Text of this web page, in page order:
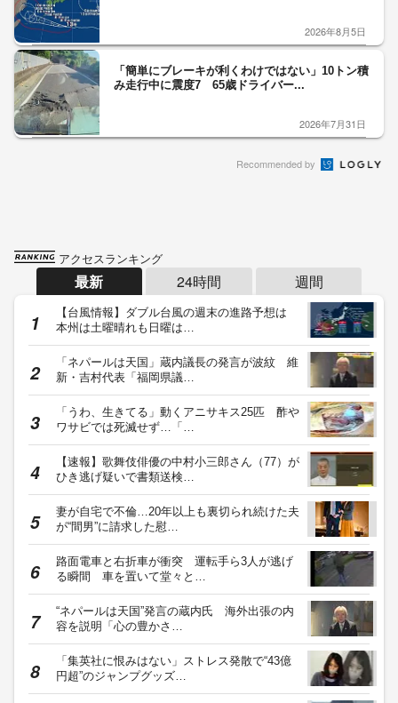
2026年8月5日
「簡単にブレーキが利くわけではない」10トン積
み走行中に震度7 65歳ドライバー...
2026年7月31日
Recommended by
アクセスランキング
最新 24時間 週間
【台風情報】ダブル台風の週末の進路予想は
本州は土曜晴れも日曜は…
「ネパールは天国」蔵内議長の発言が波紋 維
新・吉村代表「福岡県議…
「うわ、生きてる」動くアニサキス25匹 酢や
ワサビでは死滅せず…「…
【速報】歌舞伎俳優の中村小三郎さん（77）が
ひき逃げ疑いで書類送検…
妻が自宅で不倫…20年以上も裏切られ続けた夫
が“間男”に請求した慰…
路面電車と右折車が衝突 運転手ら3人が逃げ
る瞬間 車を置いて堂々と…
“ネパールは天国”発言の蔵内氏 海外出張の内
容を説明「心の豊かさ…
「集英社に恨みはない」ストレス発散で“43億
円超”のジャンプグッズ…